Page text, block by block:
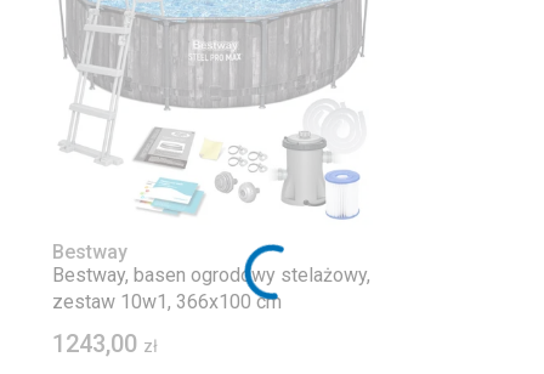
Bestway
Bestway, basen ogrodowy stelażowy,
zestaw 10w1, 366x100 cm
1243,00 zł